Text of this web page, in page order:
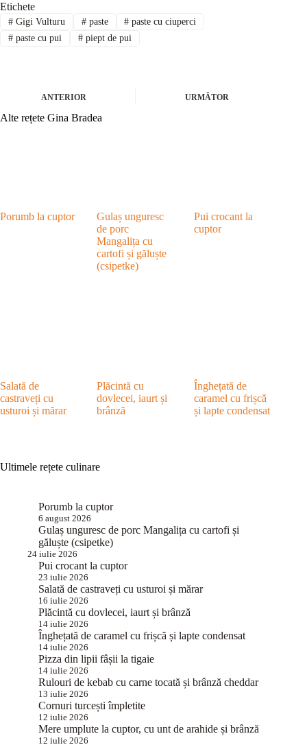
Etichete
#Gigi Vulturu #paste # paste cu ciuperci
#paste cu pui #piept de pui
ANTERIOR URMĂTOR
Alte rețete Gina Bradea
Porumb la cuptor
Gulaș unguresc
de porc
Mangalița cu
cartofi și găluște
(csipetke)
Pui crocant la
cuptor
Salată de
castraveți cu
usturoi și mărar
Plăcintă cu
dovlecei, iaurt și
brânză
Înghețată de
caramel cu frișcă
și lapte condensat
Ultimele rețete culinare
Porumb la cuptor
6 august 2026
Gulaș unguresc de porc Mangalița cu cartofi și
găluște (csipetke)
24 iulie 2026
Pui crocant la cuptor
23 iulie 2026
Salată de castraveți cu usturoi și mărar
16 iulie 2026
Plăcintă cu dovlecei, iaurt și brânză
14 iulie 2026
Înghețată de caramel cu frișcă și lapte condensat
14 iulie 2026
Pizza din lipii fâșii la tigaie
14 iulie 2026
Rulouri de kebab cu carne tocată și brânză cheddar
13 iulie 2026
Cornuri turcești împletite
12 iulie 2026
Mere umplute la cuptor, cu unt de arahide și brânză
12 iulie 2026